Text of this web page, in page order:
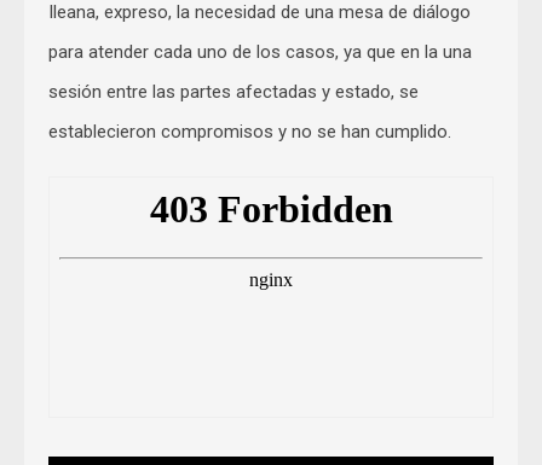
Ileana, expreso, la necesidad de una mesa de diálogo
para atender cada uno de los casos, ya que en la una
sesión entre las partes afectadas y estado, se
establecieron compromisos y no se han cumplido.